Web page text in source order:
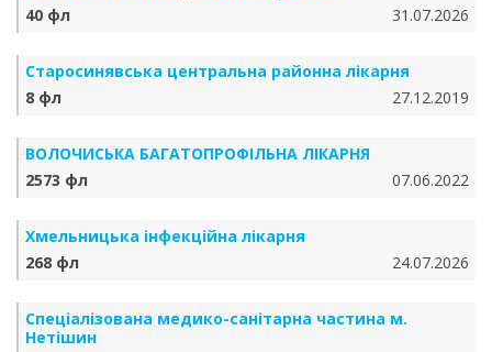
40 фл
31.07.2026
Старосинявська центральна районна лікарня
8 фл
27.12.2019
ВОЛОЧИСЬКА БАГАТОПРОФІЛЬНА ЛІКАРНЯ
2573 фл
07.06.2022
Хмельницька інфекційна лікарня
268 фл
24.07.2026
Спеціалізована медико-санітарна частина м.
Нетішин